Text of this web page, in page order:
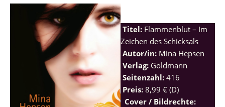
Titel: Flammenblut – Im
Zeichen des Schicksals
Autor/in: Mina Hepsen
Verlag: Goldmann
Seitenzahl: 416
Preis: 8,99 € (D)
Cover / Bildrechte: